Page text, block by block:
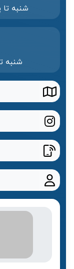
شنبه تا پنج
شنبه تا